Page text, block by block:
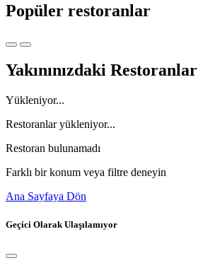
Popüler restoranlar
Yakınınızdaki Restoranlar
Yükleniyor...
Restoranlar yükleniyor...
Restoran bulunamadı
Farklı bir konum veya filtre deneyin
Ana Sayfaya Dön
Geçici Olarak Ulaşılamıyor